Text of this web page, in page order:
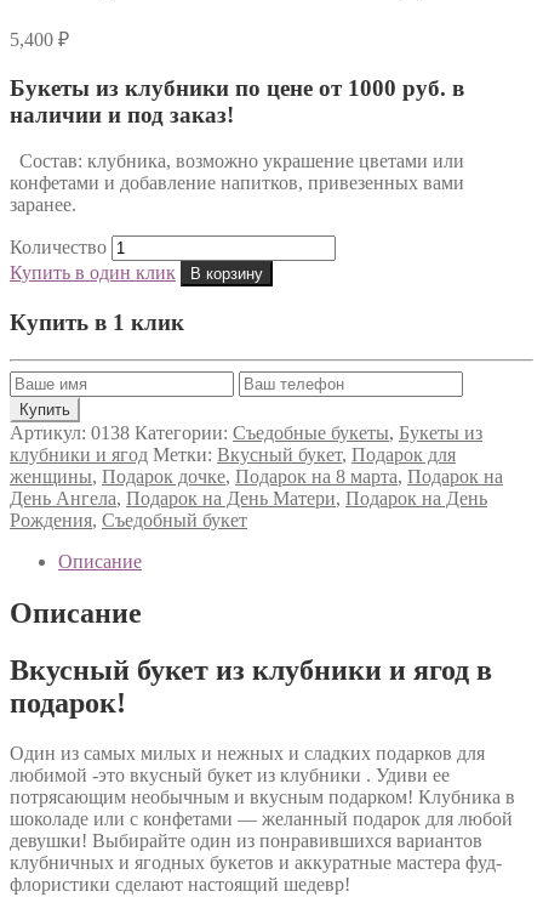
5,400 ₽
Букеты из клубники по цене от 1000 руб. в
наличии и под заказ!
Состав: клубника, возможно украшение цветами или
конфетами и добавление напитков, привезенных вами
заранее.
Количество
Купить в один клик
В корзину
Купить в 1 клик
Артикул: 0138 Категории: Съедобные букеты, Букеты из
клубники и ягод Метки: Вкусный букет, Подарок для
женщины, Подарок дочке, Подарок на 8 марта, Подарок на
День Ангела, Подарок на День Матери, Подарок на День
Рождения, Съедобный букет
Описание
Описание
Вкусный букет из клубники и ягод в
подарок!
Один из самых милых и нежных и сладких подарков для
любимой -это вкусный букет из клубники . Удиви ее
потрясающим необычным и вкусным подарком! Клубника в
шоколаде или с конфетами — желанный подарок для любой
девушки! Выбирайте один из понравившихся вариантов
клубничных и ягодных букетов и аккуратные мастера фуд-
флористики сделают настоящий шедевр!